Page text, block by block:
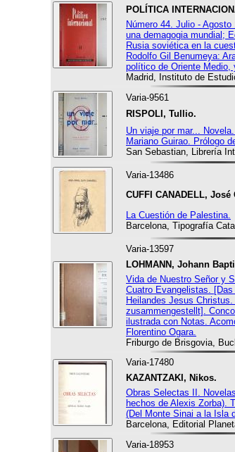
POLÍTICA
Número 44. Julio -
una demagogia mundial;
Rusia soviética en la
Rodolfo Gil Benumeya:
político de Oriente Medio,
Madrid, Instituto de
Varia-9561
RISPOLI, Tullio.
Un viaje por mar...
Mariano Guirao. Prólogo
San Sebastian, Librería
Varia-13486
CUFFI CANADELL, José
La Cuestión de Palestina.
Barcelona, Tipografía
Varia-13597
LOHMANN, Johann
Vida de Nuestro Señor y
Cuatro Evangelistas.
Heilandes Jesus
zusammengestellt].
ilustrada con Notas.
Florentino Ogara.
Friburgo de Brisgovia,
Varia-17480
KAZANTZAKI, Nikos.
Obras Selectas II.
hechos de Alexis Zorba).
(Del Monte Sinai a la Isla
Barcelona, Editorial
Varia-18953